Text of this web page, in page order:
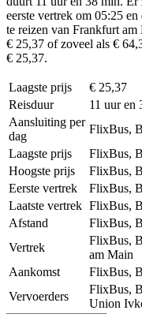
eerste vertrek om 05:25
te reizen van Frankfurt
€ 25,37 of zoveel als €
€ 25,37.
Laagste prijs
€ 25,37
Reisduur
11 uur en
Aansluiting per
dag
FlixBus,
Laagste prijs
FlixBus,
Hoogste prijs
FlixBus,
Eerste vertrek
FlixBus,
Laatste vertrek FlixBus,
Afstand
FlixBus,
Vertrek
FlixBus,
am Main
Aankomst
FlixBus,
Vervoerders
FlixBus,
Union